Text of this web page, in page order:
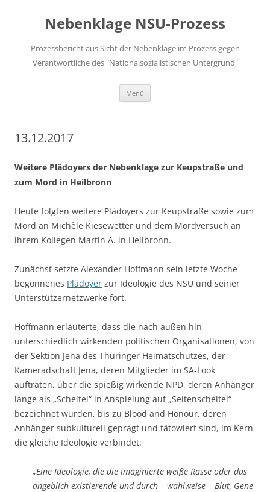
springenNebenklage NSU-Prozess
Prozessbericht aus Sicht der Nebenklage im Prozess gegen
Verantwortliche des "Nationalsozialistischen Untergrund"
Menü
13.12.2017
Weitere Plädoyers der Nebenklage zur Keupstraße und
zum Mord in Heilbronn
Heute folgten weitere Plädoyers zur Keupstraße sowie zum
Mord an Michèle Kiesewetter und dem Mordversuch an
ihrem Kollegen Martin A. in Heilbronn.
Zunächst setzte Alexander Hoffmann sein letzte Woche
begonnenes Plädoyer zur Ideologie des NSU und seiner
Unterstützernetzwerke fort.
Hoffmann erläuterte, dass die nach außen hin
unterschiedlich wirkenden politischen Organisationen, von
der Sektion Jena des Thüringer Heimatschutzes, der
Kameradschaft Jena, deren Mitglieder im SA-Look
auftraten, über die spießig wirkende NPD, deren Anhänger
lange als „Scheitel“ in Anspielung auf „Seitenscheitel“
bezeichnet wurden, bis zu Blood and Honour, deren
Anhänger subkulturell geprägt und tätowiert sind, im Kern
die gleiche Ideologie verbindet:
„Eine Ideologie, die die imaginierte weiße Rasse oder das
angeblich existierende und durch – wahlweise – Blut, Gene